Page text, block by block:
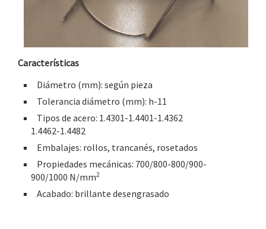
Características
Diámetro (mm): según pieza
Tolerancia diámetro (mm): h-11
Tipos de acero: 1.4301-1.4401-1.4362
1.4462-1.4482
Embalajes: rollos, trancanés, rosetados
Propiedades mecánicas: 700/800-800/900-
900/1000 N/mm2
Acabado: brillante desengrasado